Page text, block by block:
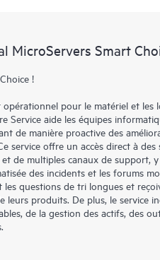
MicroServers Smart
!
pour le matériel et les
Service aide les équipes
de manière proactive des
service offre un accès direct à des
de multiples canaux de support,
des incidents et les forums
questions de tri longues et
produits. De plus, le service
de la gestion des actifs, des